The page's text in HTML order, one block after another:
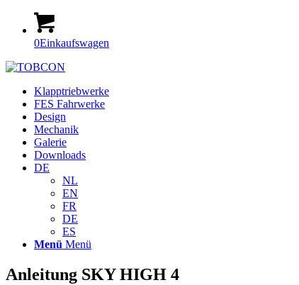
0Einkaufswagen
Klapptriebwerke
FES Fahrwerke
Design
Mechanik
Galerie
Downloads
DE
NL
EN
FR
DE
ES
Menü Menü
Anleitung SKY HIGH 4